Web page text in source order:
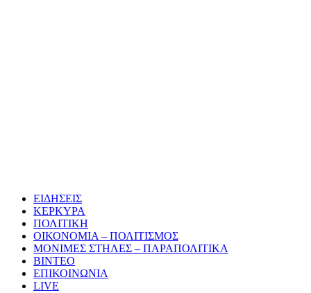
ΕΙΔΗΣΕΙΣ
ΚΕΡΚΥΡΑ
ΠΟΛΙΤΙΚΗ
ΟΙΚΟΝΟΜΙΑ – ΠΟΛΙΤΙΣΜΟΣ
ΜΟΝΙΜΕΣ ΣΤΗΛΕΣ – ΠΑΡΑΠΟΛΙΤΙΚΑ
ΒΙΝΤΕΟ
ΕΠΙΚΟΙΝΩΝΙΑ
LIVE